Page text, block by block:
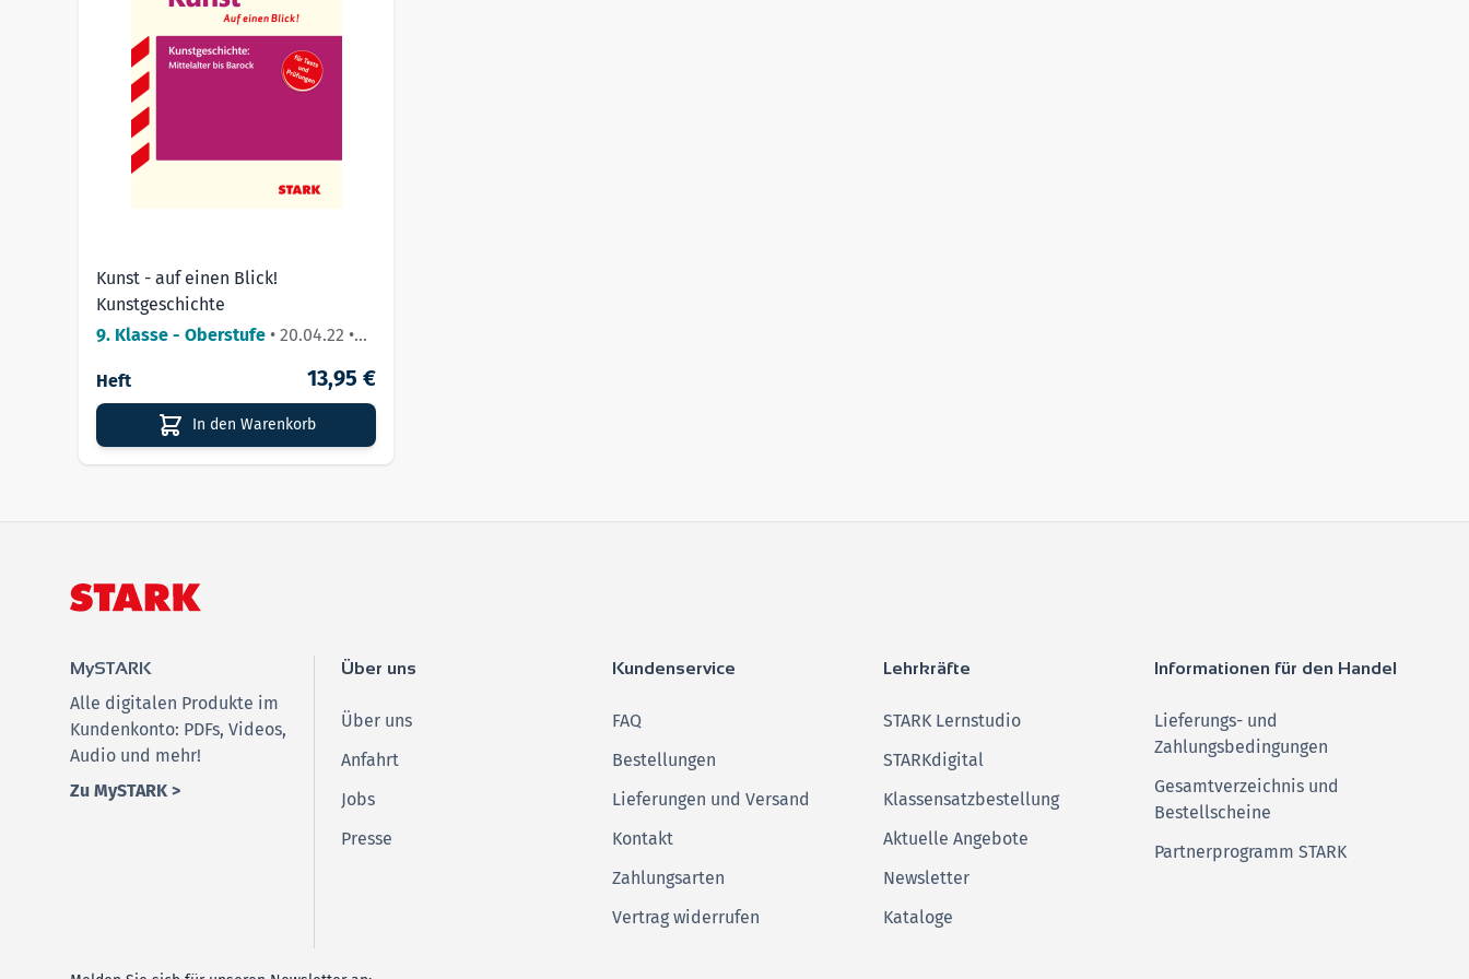
Kunst - auf einen Blick!
Kunstgeschichte
9. Klasse - Oberstufe • 20.04.22 •
Heft
13,95 €
In den Warenkorb
MySTARK
Alle digitalen Produkte im
Kundenkonto: PDFs, Videos,
Audio und mehr!
Zu MySTARK >
Über uns
Über uns
Anfahrt
Jobs
Presse
Kundenservice
FAQ
Bestellungen
Lieferungen und Versand
Kontakt
Zahlungsarten
Vertrag widerrufen
Lehrkräfte
STARK Lernstudio
STARKdigital
Klassensatzbestellung
Aktuelle Angebote
Newsletter
Kataloge
Informationen für den Handel
Lieferungs- und
Zahlungsbedingungen
Gesamtverzeichnis und
Bestellscheine
Partnerprogramm STARK